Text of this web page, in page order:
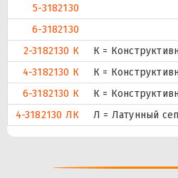
5-3182130
6-3182130
2-3182130 К
К =
4-3182130 К
К =
6-3182130 К
К =
4-3182130 ЛК
Л = Латунный